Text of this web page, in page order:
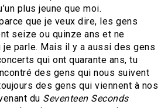
plus jeune que moi.
que je veux dire, les gens
seize ou quinze ans et ne
je parle. Mais il y a aussi des gens
qui ont quarante ans, tu
des gens qui nous suivent
des gens qui viennent à nos
du Seventeen Seconds